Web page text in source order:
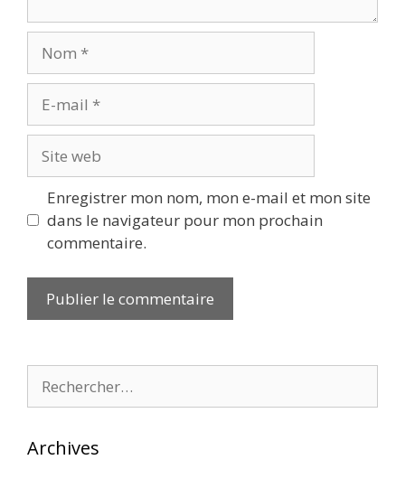
mail
web
Enregistrer mon nom, mon e-mail et mon site
dans le navigateur pour mon prochain
commentaire.
Archives